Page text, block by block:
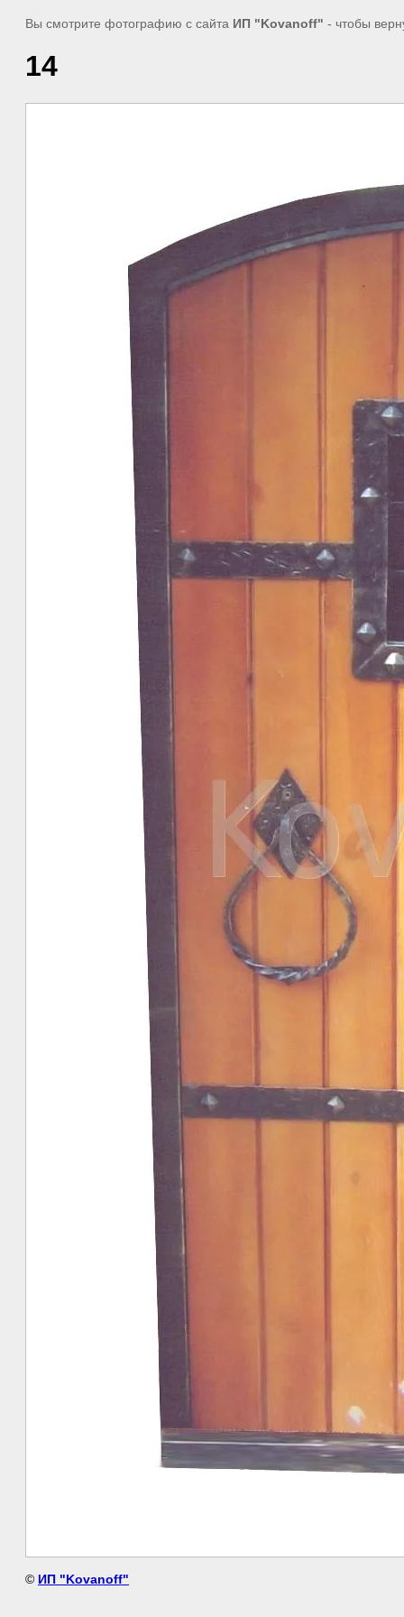
Вы смотрите фотографию с сайта ИП "Kovanoff" - чтобы
14
© ИП "Kovanoff"